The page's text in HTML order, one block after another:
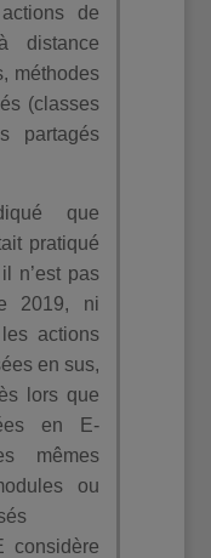
de
distance
méthodes
(classes
partagés
que
pratiqué
n’est pas
2019, ni
actions
en sus,
lors que
en E-
mêmes
ou
considère